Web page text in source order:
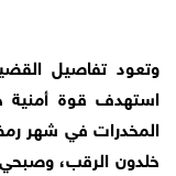
وتعود تفاصيل
استهدف قوة أمنية
المخدرات في شهر
خلدون الرقب، وصبحي